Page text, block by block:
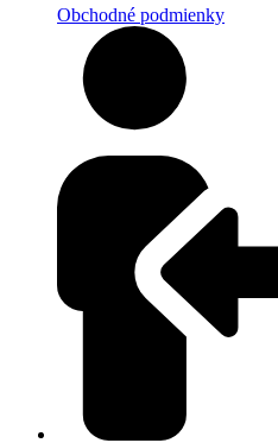
Obchodné podmienky